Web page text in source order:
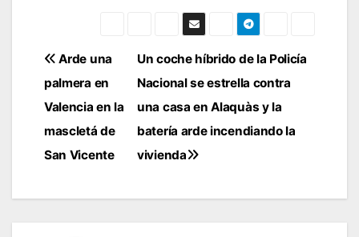
Navegación
de
entradas
Un coche híbrido de la Policía
Nacional se estrella contra
una casa en Alaquàs y la
batería arde incendiando la
vivienda
Arde una
palmera en
Valencia en la
mascletá de
San Vicente